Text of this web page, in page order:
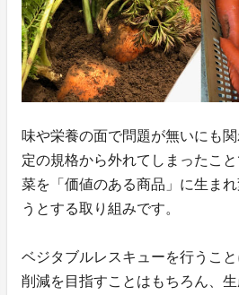
味や栄養の面で問題が無いにも
定の規格から外れてしまったこ
菜を「価値のある商品」に生ま
うとする取り組みです。
ベジタブルレスキューを行うこ
削減を目指すことはもちろん、